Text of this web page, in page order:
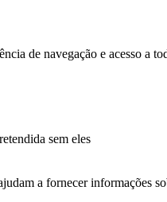
de navegação e acesso a
sem eles
a fornecer informações